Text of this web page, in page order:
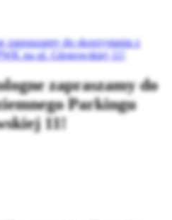
zapraszamy do skorzystania z
na ul. Głogowskiej 11!
zapraszamy do
Parkingu
11!